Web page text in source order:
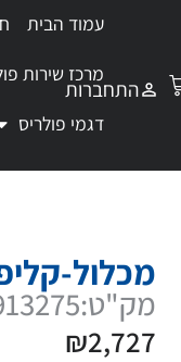
התחברות
עמוד הבית
מרכז שירות
דגמי פולריס
מכלול-
מק"ט:1913275
₪2,727